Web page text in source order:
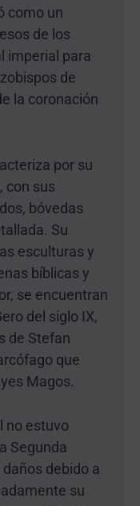
como un
de los
imperial para
de
la coronación
por su
con sus
bóvedas
Su
esculturas y
bíblicas y
se encuentran
del siglo IX,
de Stefan
que
Magos.
no estuvo
Segunda
debido a
su